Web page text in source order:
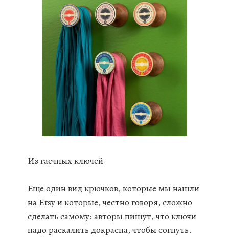
Из гаечных ключей
Еще один вид крючков, которые мы нашли
на Etsy и которые, честно говоря, сложно
сделать самому: авторы пишут, что ключи
надо раскалить докрасна, чтобы согнуть.